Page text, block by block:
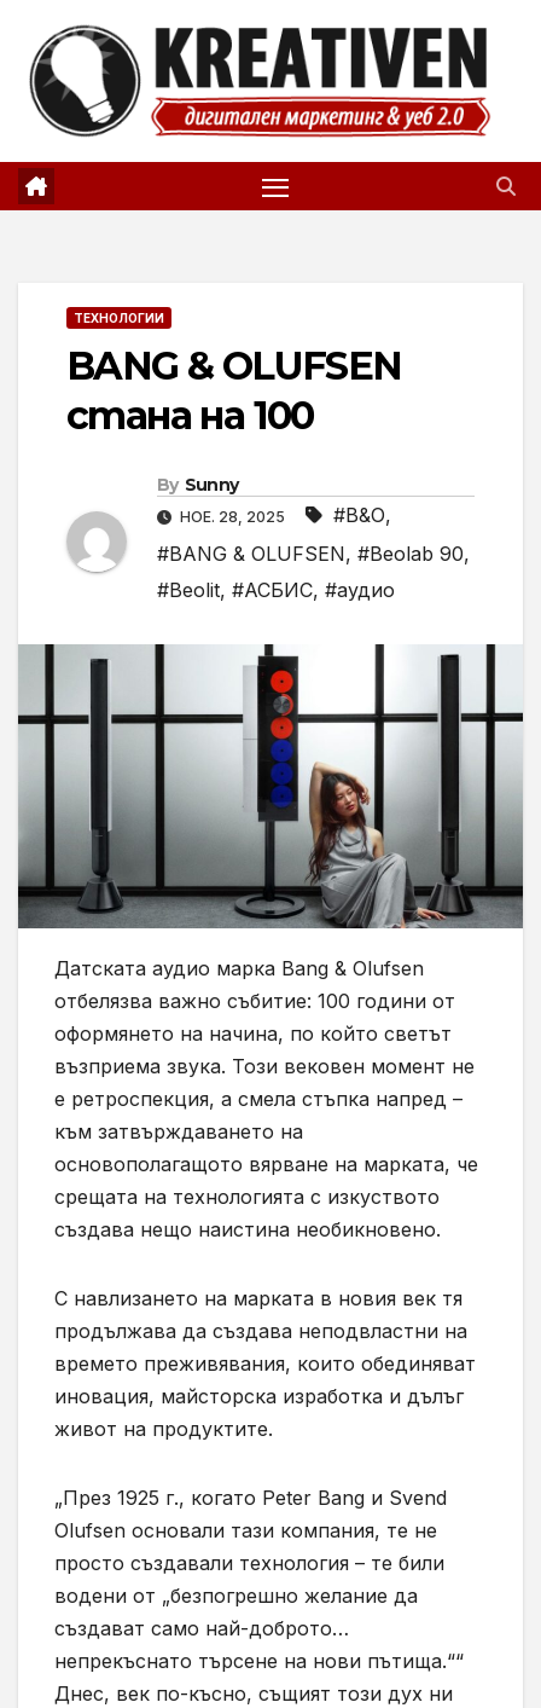
content
ТЕХНОЛОГИИ
BANG & OLUFSEN
стана на 100
By Sunny
НОЕ. 28, 2025 #B&O,
#BANG & OLUFSEN, #Beolab 90,
#Beolit, #АСБИС, #аудио
Датската аудио марка Bang & Olufsen
отбелязва важно събитие: 100 години от
оформянето на начина, по който светът
възприема звука. Този вековен момент не
е ретроспекция, а смела стъпка напред –
към затвърждаването на
основополагащото вярване на марката, че
срещата на технологията с изкуството
създава нещо наистина необикновено.
С навлизането на марката в новия век тя
продължава да създава неподвластни на
времето преживявания, които обединяват
иновация, майсторска изработка и дълъг
живот на продуктите.
„През 1925 г., когато Peter Bang и Svend
Olufsen основали тази компания, те не
просто създавали технология – те били
водени от „безпогрешно желание да
създават само най-доброто…
непрекъснато търсене на нови пътища.““
Днес, век по-късно, същият този дух ни